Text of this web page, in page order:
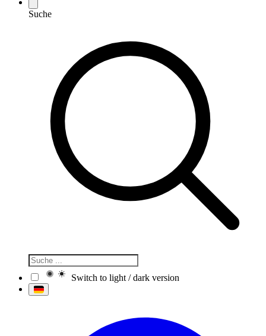
Suche
Switch to light / dark version